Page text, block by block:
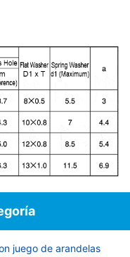
juego de arandelas